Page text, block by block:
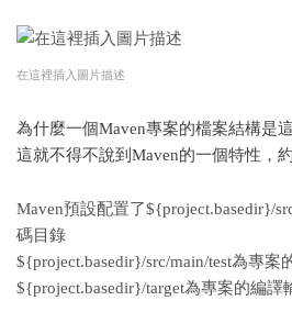
在這裡插入圖片描述
為什麼一個Maven專案的檔案結構是
這就不得不說到Maven的一個特性，
Maven預設配置了${project.basedir}/
碼目錄
${project.basedir}/src/main/test為專案
${project.basedir}/target為專案的編譯